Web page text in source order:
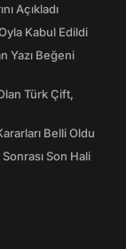
Açıkladı
Kabul Edildi
Yazı Beğeni
Türk Çift,
Belli Oldu
Son Hali